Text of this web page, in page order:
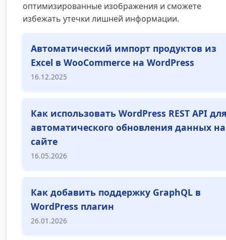
оптимизированные изображения и сможете
избежать утечки лишней информации.
Автоматический импорт продуктов из
Excel в WooCommerce на WordPress
16.12.2025
Как использовать WordPress REST API для
автоматического обновления данных на
сайте
16.05.2026
Как добавить поддержку GraphQL в
WordPress плагин
26.01.2026